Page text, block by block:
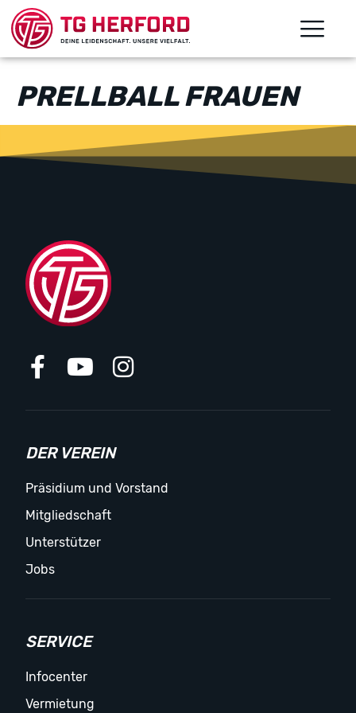
PRELLBALL FRAUEN
DER VEREIN
Präsidium und Vorstand
Mitgliedschaft
Unterstützer
Jobs
SERVICE
Infocenter
Vermietung